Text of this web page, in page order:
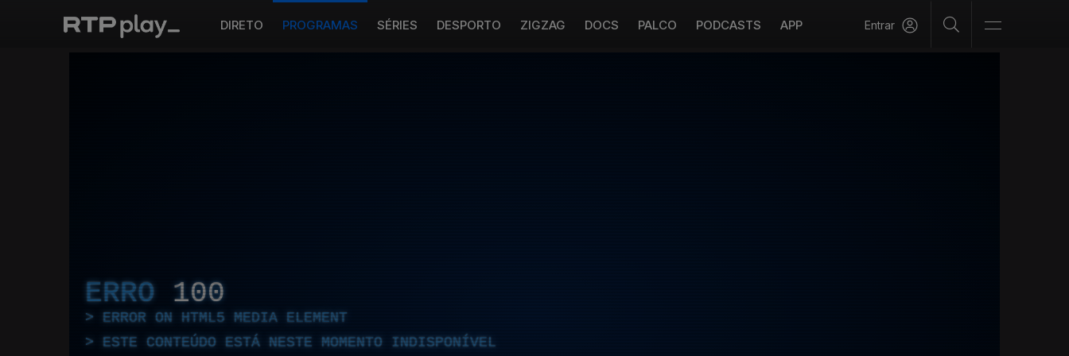
DIRETO PROGRAMAS SÉRIES DESPORTO ZIGZAG DOCS PALCO PODCASTS APP Entrar
ERRO 100
ERROR ON HTML5 MEDIA ELEMENT
ESTE CONTEÚDO ESTÁ NESTE MOMENTO INDISPONÍVEL